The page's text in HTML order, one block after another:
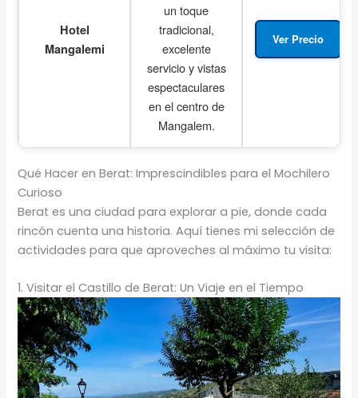
Hotel
Mangalemi
un toque
tradicional,
excelente
servicio y vistas
espectaculares
en el centro de
Mangalem.
Ver Precio
Qué Hacer en Berat: Imprescindibles para el Mochilero
Curioso
Berat es una ciudad para explorar a pie, donde cada
rincón cuenta una historia. Aquí tienes mi selección de
actividades para que aproveches al máximo tu visita:
1. Visitar el Castillo de Berat: Un Viaje en el Tiempo